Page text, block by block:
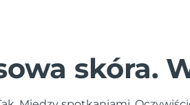
skóra.